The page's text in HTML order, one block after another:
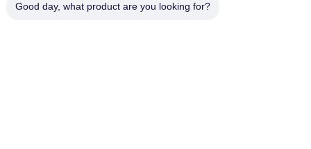
Good day, what product are you looking for?